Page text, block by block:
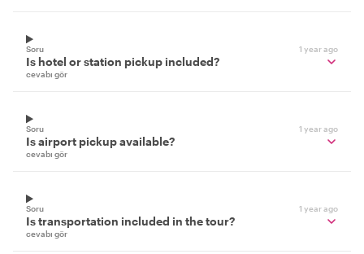
Soru 1 year ago
Is hotel or station pickup included?
cevabı gör
Soru 1 year ago
Is airport pickup available?
cevabı gör
Soru 1 year ago
Is transportation included in the tour?
cevabı gör